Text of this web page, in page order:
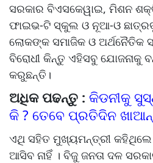
ସରକାର ବିଏସକେୱାଇ, ମିଶନ
ଫାଇଭ-ଟି ସ୍କୁଲ ଓ ନୂଆ-ଓ
ଲୋକଙ୍କ ସମାଜିକ ଓ ଅର୍ଥନୈତିକ
ବିରୋଧୀ କିନ୍ତୁ ଏହିସବୁ ଯୋଜନାକୁ
କରୁଛନ୍ତି।
ଅଧିକ ପଢନ୍ତୁ : କିଡନୀକୁ
କି ? ତେବେ ପ୍ରତିଦିନ
ଏଥି ସହିତ ମୁଖ୍ୟମନ୍ତ୍ରୀ
ଆସିବ ନାହିଁ । ବିଜୁ ଜନତା ଦଳ